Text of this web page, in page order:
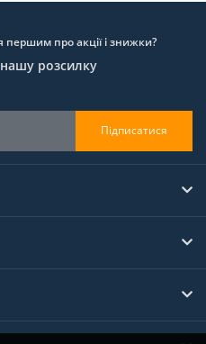
першим про акції і знижки?
розсилку
Підписатися